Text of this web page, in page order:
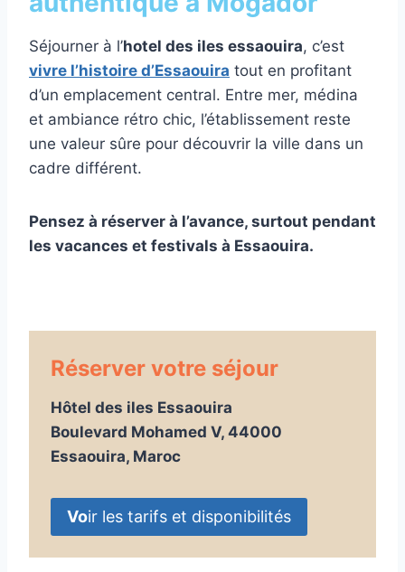
Séjourner à l’hotel des iles essaouira, c’est
vivre l’histoire d’Essaouira tout en profitant
d’un emplacement central. Entre mer, médina
et ambiance rétro chic, l’établissement reste
une valeur sûre pour découvrir la ville dans un
cadre différent.
Pensez à réserver à l’avance, surtout pendant
les vacances et festivals à Essaouira.
Réserver votre séjour
Hôtel des iles Essaouira
Boulevard Mohamed V, 44000
Essaouira, Maroc
Voir les tarifs et disponibilités